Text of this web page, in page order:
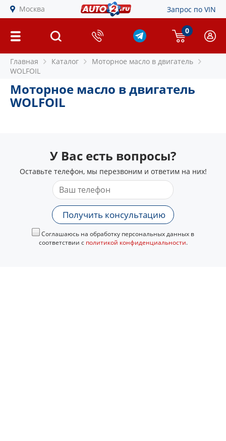
Москва Запрос по VIN
0
Главная Каталог
Моторное масло в двигатель
WOLFOIL
Моторное масло в двигатель
WOLFOIL
У Вас есть вопросы?
Оставьте телефон, мы перезвоним и ответим на них!
Получить консультацию
Соглашаюсь на обработку персональных данных в
соответствии с политикой конфиденциальности.